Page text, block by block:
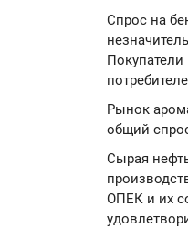
Спрос на
Рынок
общий
Сырая
ОПЕК и их